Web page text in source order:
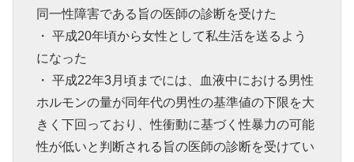
同一性障害である旨の医師の診断を受けた
・ 平成20年頃から女性として私生活を送るよう
になった
・ 平成22年3月頃までには、血液中における男性
ホルモンの量が同年代の男性の基準値の下限を大
きく下回っており、性衝動に基づく性暴力の可能
性が低いと判断される旨の医師の診断を受けてい